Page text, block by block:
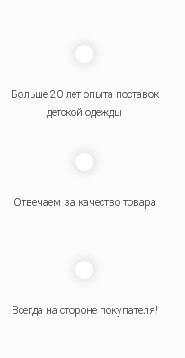
Больше 20 лет опыта поставок
детской одежды
Отвечаем за качество товара
Всегда на стороне покупателя!